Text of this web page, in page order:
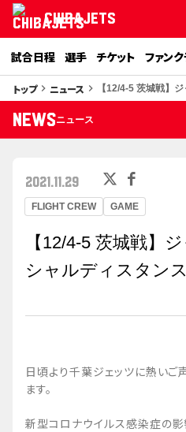
CHIBAJETS
試合日程 選手 チケット ファン
トップkeyboard_arrow_right ニュース keyboard_arrow_right 【12/4-5 茨城戦】
NEWSニュース
FLIGHT CREW GAME
2021.11.29
【12/4-5 茨城戦】
シャルディスタン
日頃より千葉ジェッツに熱いご
ます。
新型コロナウイルス感染症の